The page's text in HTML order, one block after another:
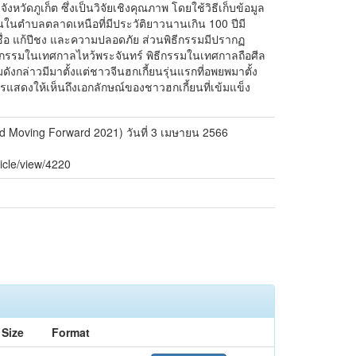
งหวัดภูเก็ต ซึ่งเป็นวิจัยเชิงคุณภาพ โดยใช้วิธีเก็บข้อมูล
ในตำบลตลาดเหนือที่มีประวัติยาวนานเกิน 100 ปีมี
แก้ปีชง และความปลอดภัย ส่วนพิธีกรรมมีปรากฏ
รมในเทศกาลไหว้พระจันทร์ พิธีกรรมในเทศกาลถือศีล
งกล่าวมีมาตั้งแต่ชาวจีนฮกเกี้ยนรุ่นแรกที่อพยพมาตั้ง
สดงให้เห็นถึงเอกลักษณ์ของชาวฮกเกี้ยนที่เข้มแข็ง
Forward 2021) วันที่ 3 เมษายน 2566
view/4220
Size
Format